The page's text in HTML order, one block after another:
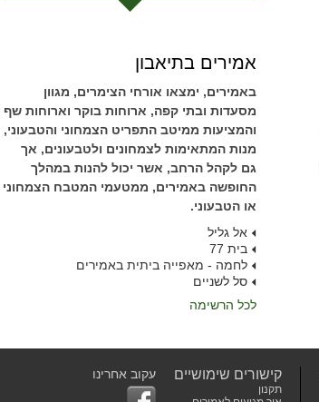
אמירים בתיאבון
באמירים, ימצאו אורחי הצימרים, מגוון
מסעדות ובתי קפה, ארוחות בוקר וארוחות שף
והמציעות ממיטב התפריט הצמחוני והטבעוני,
מנות המתאימות לצמחונים ולטבעונים, אך
גם לקהל הרחב, אשר יכול להנות במהלך
החופשה באמירים, ממטעמי המטבח הצמחוני
או הטבעוני.
אל גליל
בית 77
לחמה - מאפייה ביתית באמירים
סל לשניים
לכל הרשימה
קישורים שימושיים
תקנון
עקוב אחרינו